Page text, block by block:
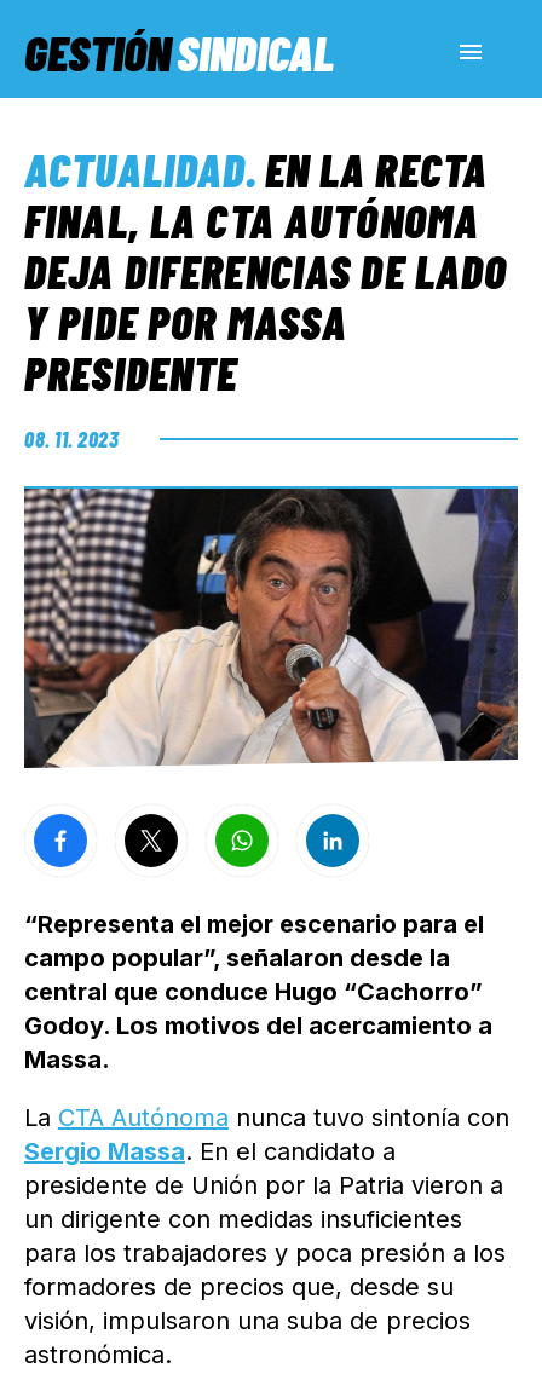
GESTIÓNSINDICAL
SERVICIOS SOCIALES
INFORMES ESPECIALES
FUERA DE MEGÁFONO
EL LADO «G»
ACTUALIDAD.EN LA RECTA
FINAL, LA CTA AUTÓNOMA
DEJA DIFERENCIAS DE LADO
Y PIDE POR MASSA
PRESIDENTE
08. 11. 2023
“Representa el mejor escenario para el
campo popular”, señalaron desde la
central que conduce Hugo “Cachorro”
Godoy. Los motivos del acercamiento a
Massa.
La CTA Autónoma nunca tuvo sintonía con
Sergio Massa. En el candidato a
presidente de Unión por la Patria vieron a
un dirigente con medidas insuficientes
para los trabajadores y poca presión a los
formadores de precios que, desde su
visión, impulsaron una suba de precios
astronómica.